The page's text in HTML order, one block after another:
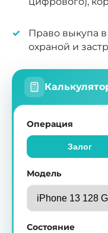
Право выкупа
охраной и
Операция
Залог
Модель
Состояние